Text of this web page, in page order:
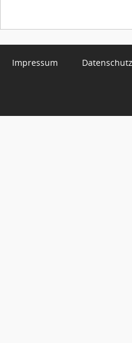
Impressum Datenschutz